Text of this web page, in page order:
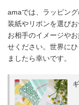
amaでは、ラッピン
装紙やリボンを選びお
お相手のイメージや
せください。世界に
ましたら幸いです。